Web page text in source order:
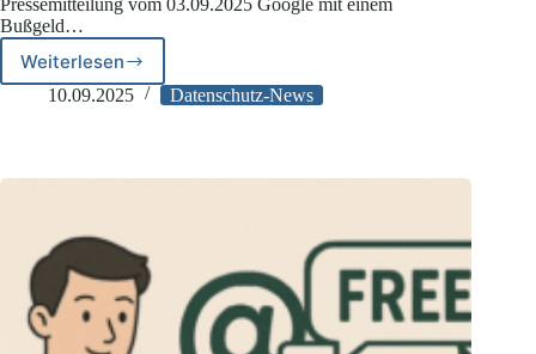
Pressemitteilung vom 03.09.2025 Google mit einem
Bußgeld…
Weiterlesen
Bußgeld
wegen
in
10.09.2025 Datenschutz-News